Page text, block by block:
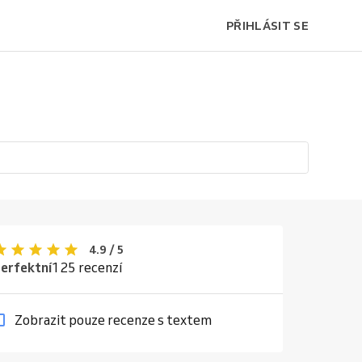
PŘIHLÁSIT SE
4.9 / 5
125 recenzí
Zobrazit pouze recenze s textem